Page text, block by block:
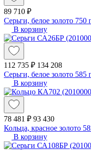
89 710 ₽
Серьги, белое золото 750
В корзину
112 735 ₽ 134 208
Серьги, белое золото 585
В корзину
78 481 ₽ 93 430
Кольца, красное золото
В корзину